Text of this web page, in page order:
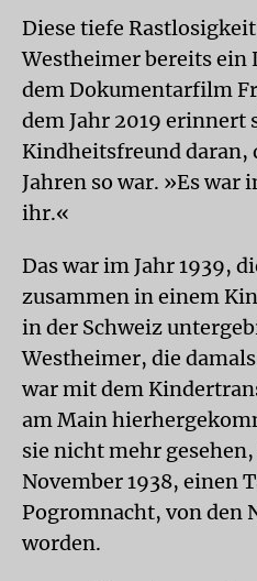
Diese tiefe
Westheimer bereits ein
dem Dokumentarfilm
dem Jahr 2019 erinnert
Kindheitsfreund daran,
Jahren so war. »Es war
ihr.«
Das war im Jahr 1939,
zusammen in einem
in der Schweiz
Westheimer, die
war mit dem
am Main
sie nicht mehr
November 1938, einen
Pogromnacht, von den
worden.